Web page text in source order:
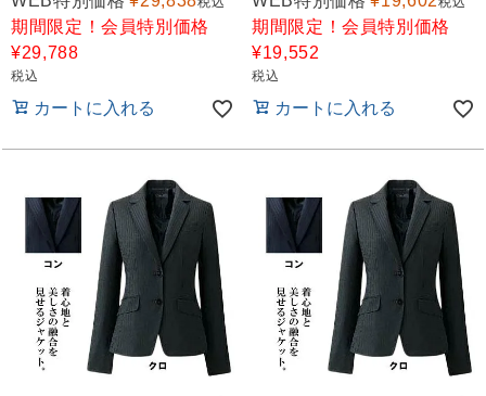
期間限定！会員特別価格
¥29,788
税込
カートに入れる
期間限定！会員特別価格
¥19,552
税込
カートに入れる